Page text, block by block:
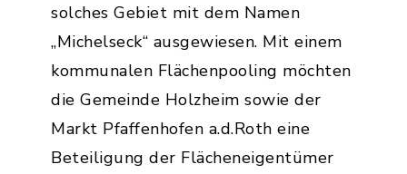
solches Gebiet mit dem Namen
„Michelseck“ ausgewiesen. Mit einem
kommunalen Flächenpooling möchten
die Gemeinde Holzheim sowie der
Markt Pfaffenhofen a.d.Roth eine
Beteiligung der Flächeneigentümer